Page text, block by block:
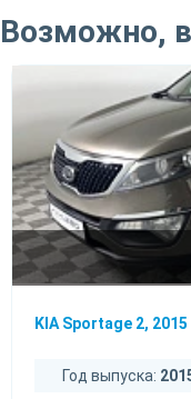
Возможно,
KIA Sportage 2, 2015
Год выпуска: